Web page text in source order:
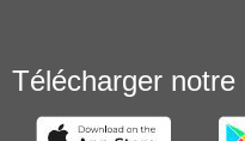
Télécharger notre